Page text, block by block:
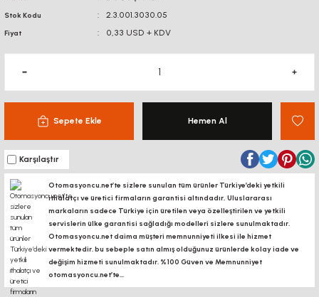
Stok Kodu 2.3.001.3030.05
Fiyat 0,33 USD + KDV
Sepete Ekle Hemen Al
Karşılaştır
Otomasyoncu.net’te sizlere sunulan tüm ürünler Türkiye’deki yetkili
ithalatçı ve üretici firmaların garantisi altındadır, Uluslararası
markaların sadece Türkiye için üretilen veya özelleştirilen ve yetkili
servislerin ülke garantisi sağladığı modelleri sizlere sunulmaktadır.
Otomasyoncu.net daima müşteri memnunniyeti ilkesi ile hizmet
vermektedir. bu sebeple satın almış olduğunuz ürünlerde kolay iade ve
değişim hizmeti sunulmaktadır. %100 Güven ve Memnunniyet
otomasyoncu.net’te...